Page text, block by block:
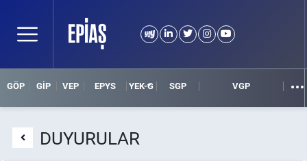
GÖP GİP VEP EPYS YEK-G SGP VGP
DUYURULAR